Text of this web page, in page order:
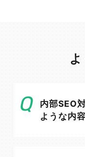
内部SEO
ような内